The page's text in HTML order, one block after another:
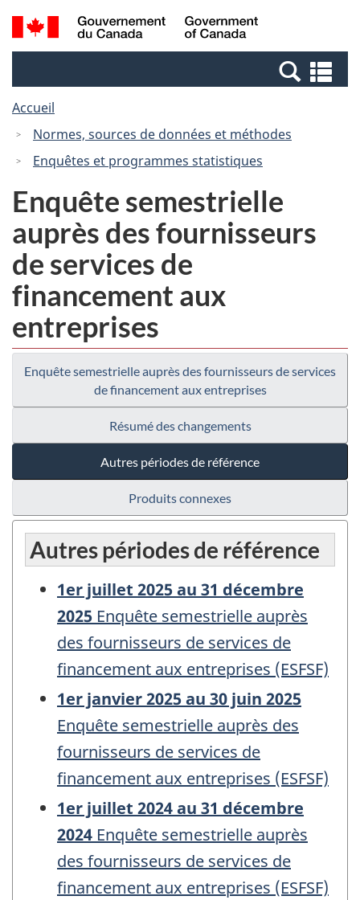
Passer
au
Passer
à
Canada
Recherche
et
et
Accueil
Normes, sources de données et méthodes
Enquêtes et programmes statistiques
Enquête semestrielle
auprès des fournisseurs
de services de
financement aux
entreprises
Enquête semestrielle auprès des fournisseurs de services
de financement aux entreprises
Résumé des changements
Autres périodes de référence
Produits connexes
Autres périodes de référence
1er juillet 2025 au 31 décembre
2025 Enquête semestrielle auprès
des fournisseurs de services de
financement aux entreprises (ESFSF)
1er janvier 2025 au 30 juin 2025
Enquête semestrielle auprès des
fournisseurs de services de
financement aux entreprises (ESFSF)
1er juillet 2024 au 31 décembre
2024 Enquête semestrielle auprès
des fournisseurs de services de
financement aux entreprises (ESFSF)